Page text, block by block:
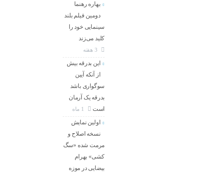
بهاره رهنما
دومین فیلم بلند
سینمایی خود را
کلید می‌زند
این بدرقه بیش
از آنکه آیین
سوگواری باشد
بدرقه یک آرمان
است
اولین نمایش
نسخه اصلاح و
مرمت شده «سگ
کشی» بهرام
بیضایی در موزه